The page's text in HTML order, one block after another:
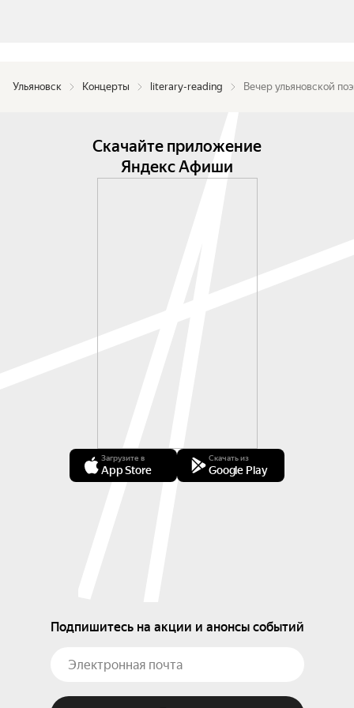
Ульяновск Концерты literary-reading Вечер ульяновской
Скачайте приложение
Яндекс Афиши
Загрузите в
App Store
Скачать из
Google Play
Подпишитесь на акции и анонсы событий